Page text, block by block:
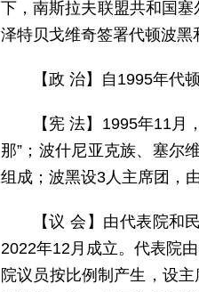
下，南斯拉夫联盟共和国
泽特贝戈维奇签署代顿波黑
【政 治】自1995年代
【宪 法】1995年11
那”；波什尼亚克族、塞尔
组成；波黑设3人主席团，
【议 会】由代表院和
2022年12月成立。代表院
院议员按比例制产生，设